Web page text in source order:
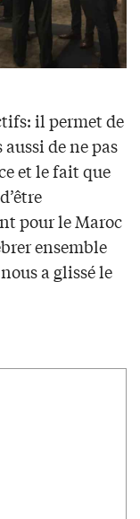
il permet de
de ne pas
et le fait que
pour le Maroc
ensemble
a glissé le